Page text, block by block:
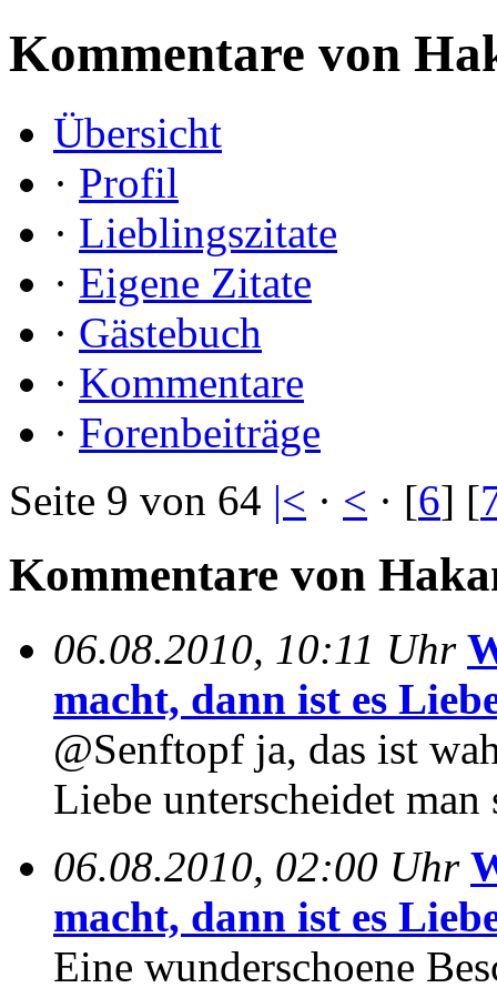
Kommentare von
Übersicht
· Profil
· Lieblingszitate
· Eigene Zitate
· Gästebuch
· Kommentare
· Forenbeiträge
Seite 9 von 64 |< · < · [6] [
Kommentare von
06.08.2010, 10:11 Uhr
macht, dann ist es
@Senftopf ja, das ist
Liebe unterscheidet
06.08.2010, 02:00 Uhr
macht, dann ist es
Eine wunderschoene